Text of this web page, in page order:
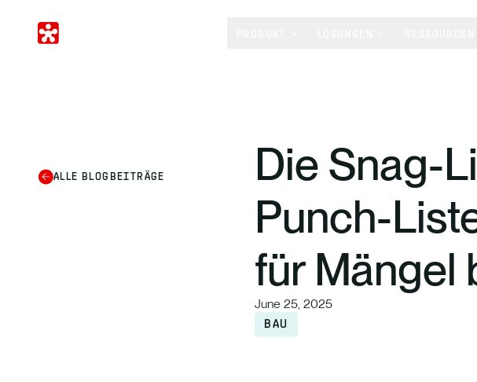
ALLE BLOGBEITRÄGE
Die Snag-
Punch-
für Mängel
June 25, 2025
BAU